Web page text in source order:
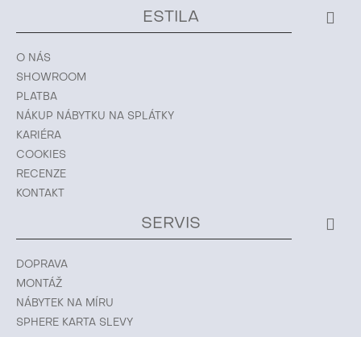
ESTILA
O NÁS
SHOWROOM
PLATBA
NÁKUP NÁBYTKU NA SPLÁTKY
KARIÉRA
COOKIES
RECENZE
KONTAKT
SERVIS
DOPRAVA
MONTÁŽ
NÁBYTEK NA MÍRU
SPHERE KARTA SLEVY